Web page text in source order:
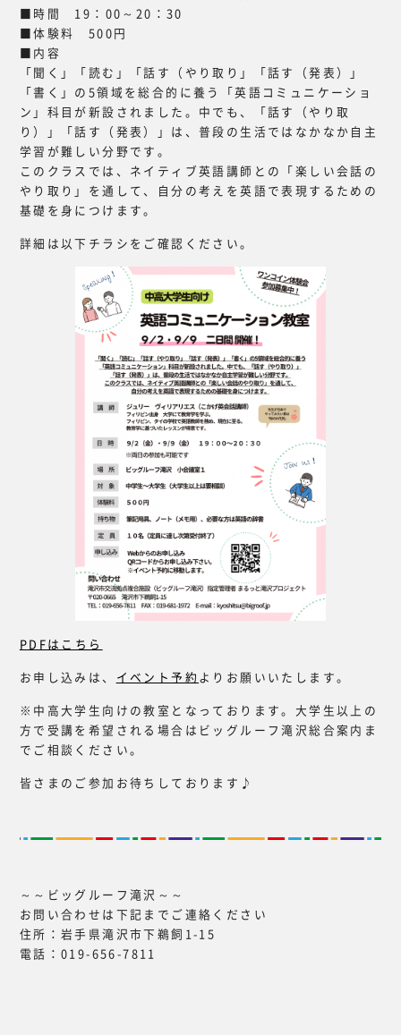
■時間 19：00～20：30
■体験料 500円
■内容
「聞く」「読む」「話す（やり取り」「話す（発表）」
「書く」の5領域を総合的に養う「英語コミュニケーショ
ン」科目が新設されました。中でも、「話す（やり取
り）」「話す（発表）」は、普段の生活ではなかなか自主
学習が難しい分野です。
このクラスでは、ネイティブ英語講師との「楽しい会話の
やり取り」を通して、自分の考えを英語で表現するための
基礎を身につけます。
詳細は以下チラシをご確認ください。
PDFはこちら
お申し込みは、 イベント予約 よりお願いいたします。
※中高大学生向けの教室となっております。大学生以上の
方で受講を希望される場合はビッグルーフ滝沢総合案内ま
でご相談ください。
皆さまのご参加お待ちしております♪
～～ビッグルーフ滝沢～～
お問い合わせは下記までご連絡ください
住所：岩手県滝沢市下鵜飼1-15
電話：019-656-7811